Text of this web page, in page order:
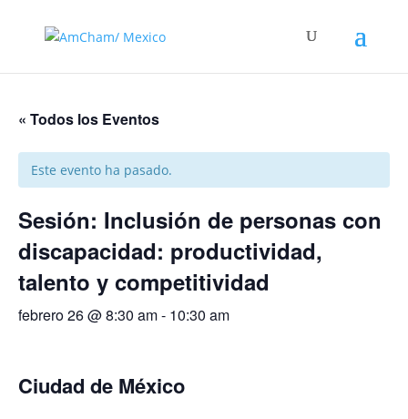
« Todos los Eventos
Este evento ha pasado.
Sesión: Inclusión de personas con
discapacidad: productividad,
talento y competitividad
febrero 26 @ 8:30 am- 10:30 am
Ciudad de México